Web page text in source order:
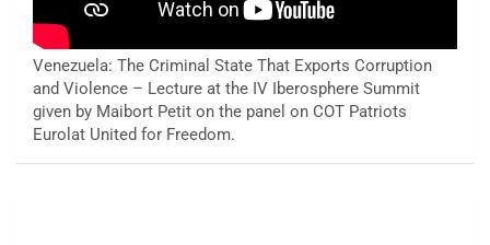
Venezuela: The Criminal State That Exports Corruption
and Violence – Lecture at the IV Iberosphere Summit
given by Maibort Petit on the panel on COT Patriots
Eurolat United for Freedom.